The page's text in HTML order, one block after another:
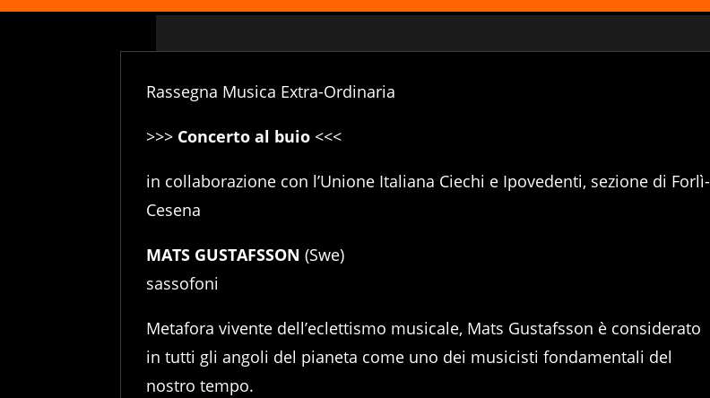
Rassegna Musica Extra-Ordinaria
>>> Concerto al buio <<<
in collaborazione con l’Unione Italiana Ciechi e Ipovedenti, sezione di Forlì-
Cesena
MATS GUSTAFSSON (Swe)
sassofoni
Metafora vivente dell’eclettismo musicale, Mats Gustafsson è considerato
in tutti gli angoli del pianeta come uno dei musicisti fondamentali del
nostro tempo.